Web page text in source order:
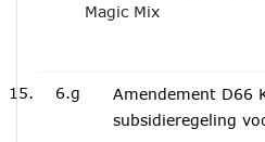
Magic Mix
6.g
Amendement D66
subsidieregeling